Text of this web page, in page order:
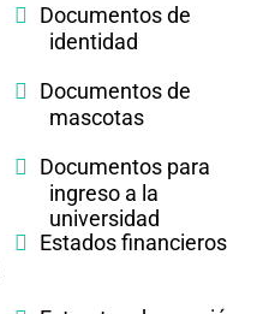
Documentos de
identidad
Documentos de
mascotas
Documentos para
ingreso a la
universidad
Estados financieros